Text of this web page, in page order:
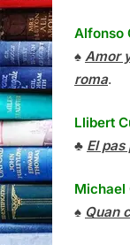
Alfonso
♠ Amor
roma.
Llibert
♣ El
Michael
♠ Quan